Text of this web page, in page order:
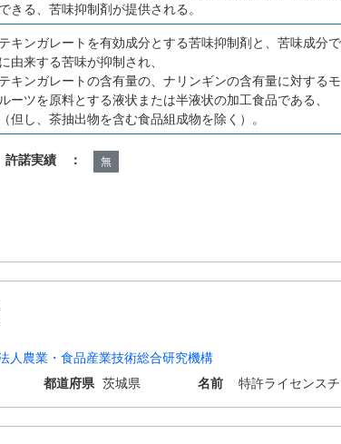
きる、苦味抑制剤が提供される。
キンガレートを有効成分とする苦味抑制剤と、苦味成分
由来する苦味が抑制され、
キンガレートの含有量の、ナリンギンの含有量に対する
ーツを原料とする液状または半液状の加工食品である、
但し、茶抽出物を含む食品組成物を除く）。
許諾実績 ： 無
人農業・食品産業技術総合研究機構
都道府県 茨城県 名前 特許ライセンス